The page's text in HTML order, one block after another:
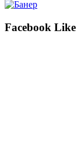
Facebook Like